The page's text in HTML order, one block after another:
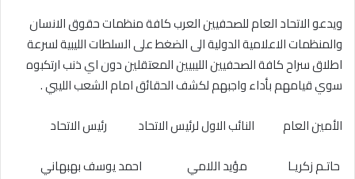
ويدعو الاتحاد العام للصحفيين العرب كافة منظمات حقوق الانسان
والمنظمات الاعلامية الدولية الى الضغط على السلطات الليبية لسرعة
اطلاق سراح كافة الصحفيين الليبيين المعتقلين دون اي ذنب ارتكبوه
سوي قيامهم بأداء واجبهم لكشف الحقائق امام الشعب الليبي .
الأمين العام النائب الاول لرئيس الاتحاد رئيس الاتحاد
حاتـم زكريـا مؤيد اللامي احمد يوسف بهبهاني